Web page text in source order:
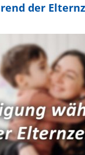
der